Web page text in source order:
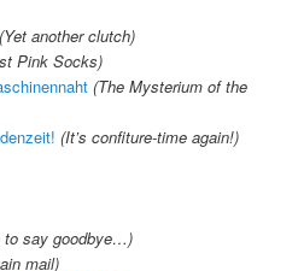
(Yet another clutch)
Pink Socks)
(The Mysterium of the
(It’s confiture-time again!)
to say goodbye…)
mail)